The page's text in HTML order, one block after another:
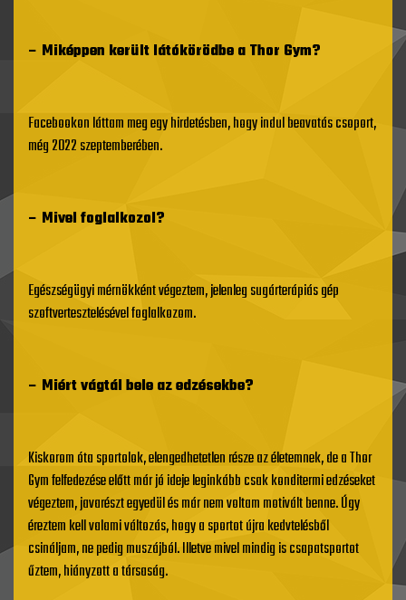
– Miképpen került látókörödbe a Thor Gym?
Facebookon láttam meg egy hirdetésben, hogy indul beavatás csoport,
még 2022 szeptemberében.
– Mivel foglalkozol?
Egészségügyi mérnökként végeztem, jelenleg sugárterápiás gép
szoftvertesztelésével foglalkozom.
– Miért vágtál bele az edzésekbe?
Kiskorom óta sportolok, elengedhetetlen része az életemnek, de a Thor
Gym felfedezése előtt már jó ideje leginkább csak konditermi edzéseket
végeztem, javarészt egyedül és már nem voltam motivált benne. Úgy
éreztem kell valami változás, hogy a sportot újra kedvtelésből
csináljam, ne pedig muszájból. Illetve mivel mindig is csapatsportot
űztem, hiányzott a társaság.